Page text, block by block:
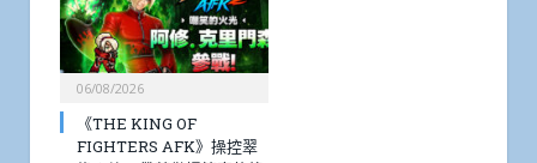
06/08/2026
《THE KING OF
FIGHTERS AFK》操控翠